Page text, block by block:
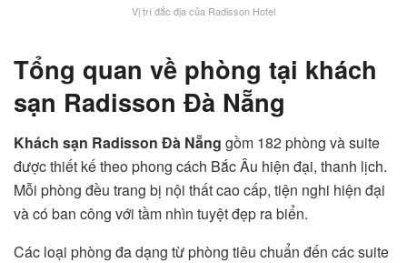
Vị trí đắc địa của Radisson Hotel
Tổng quan về phòng tại khách
sạn Radisson Đà Nẵng
Khách sạn Radisson Đà Nẵng gồm 182 phòng và suite
được thiết kế theo phong cách Bắc Âu hiện đại, thanh lịch.
Mỗi phòng đều trang bị nội thất cao cấp, tiện nghi hiện đại
và có ban công với tầm nhìn tuyệt đẹp ra biển.
Các loại phòng đa dạng từ phòng tiêu chuẩn đến các suite